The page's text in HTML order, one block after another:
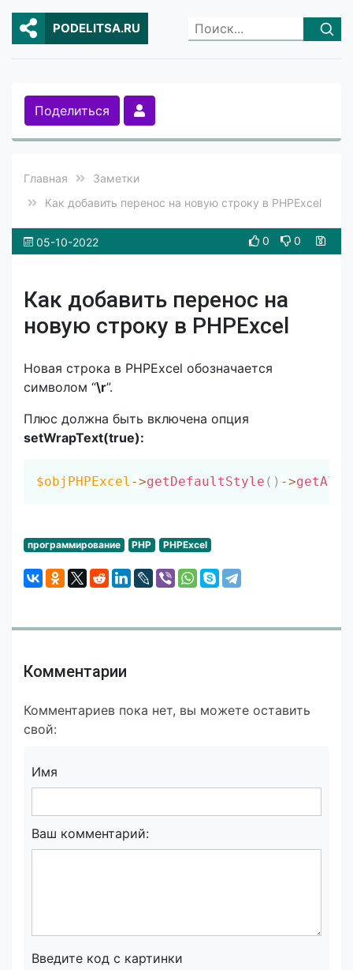
PODELITSA.RU
Поделиться
Главная
Заметки
Как добавить перенос на новую строку в PHPExcel
05-10-2022 0 0
Как добавить перенос на
новую строку в PHPExcel
Новая строка в PHPExcel обозначается
символом “\r”.
Плюс должна быть включена опция
setWrapText(true):
$objPHPExcel ->getDefaultStyle ( ) ->
Скопировать
программирование PHP PHPExcel
Комментарии
Комментариев пока нет, вы можете оставить
свой:
Имя
Ваш комментарий:
Введите код с картинки